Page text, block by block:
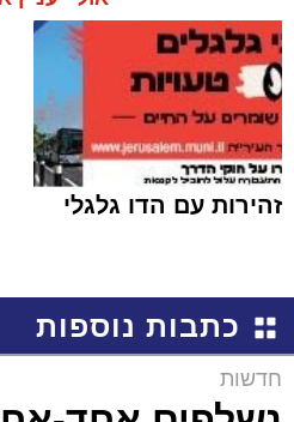
זהירות עם הדו גלגלי
כתבות נוספות
חדשות